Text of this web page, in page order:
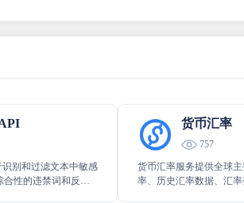
别和过滤文本中敏感
性的违禁词和反政
货币汇率
757
货币汇率服务提供全球
率、历史汇率数据、汇